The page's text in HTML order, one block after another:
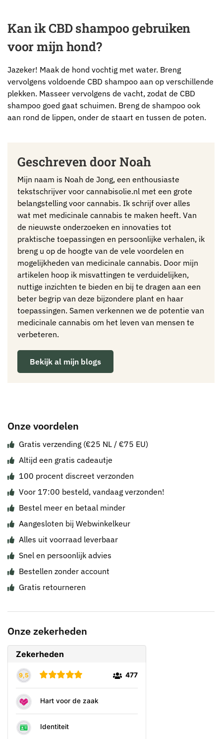
Kan ik CBD shampoo gebruiken
voor mijn hond?
Jazeker! Maak de hond vochtig met water. Breng
vervolgens voldoende CBD shampoo aan op verschillende
plekken. Masseer vervolgens de vacht, zodat de CBD
shampoo goed gaat schuimen. Breng de shampoo ook
aan rond de lippen, onder de staart en tussen de poten.
Geschreven door Noah
Mijn naam is Noah de Jong, een enthousiaste
tekstschrijver voor cannabisolie.nl met een grote
belangstelling voor cannabis. Ik schrijf over alles
wat met medicinale cannabis te maken heeft. Van
de nieuwste onderzoeken en innovaties tot
praktische toepassingen en persoonlijke verhalen, ik
breng u op de hoogte van de vele voordelen en
mogelijkheden van medicinale cannabis. Door mijn
artikelen hoop ik misvattingen te verduidelijken,
nuttige inzichten te bieden en bij te dragen aan een
beter begrip van deze bijzondere plant en haar
toepassingen. Samen verkennen we de potentie van
medicinale cannabis om het leven van mensen te
verbeteren.
Bekijk al mijn blogs
Onze voordelen
Gratis verzending (€25 NL / €75 EU)
Altijd een gratis cadeautje
100 procent discreet verzonden
Voor 17:00 besteld, vandaag verzonden!
Bestel meer en betaal minder
Aangesloten bij Webwinkelkeur
Alles uit voorraad leverbaar
Snel en persoonlijk advies
Bestellen zonder account
Gratis retourneren
Onze zekerheden